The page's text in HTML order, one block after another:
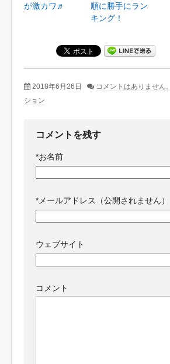
が激カワ♬
順に勝手にラン
キング！
2018年6月26日 コメントはありません。
ション
コメントを残す
*お名前
* メールアドレス（公開されません）
ウェブサイト
コメント